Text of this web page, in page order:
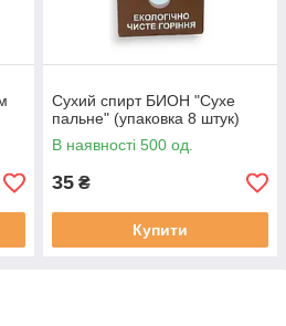
Сухий спирт БИОН "Сухе
пальне" (упаковка 8 штук)
В наявності 500 од.
35 ₴
Купити